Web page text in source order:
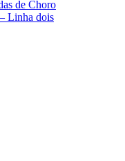
de Choro
Linha dois